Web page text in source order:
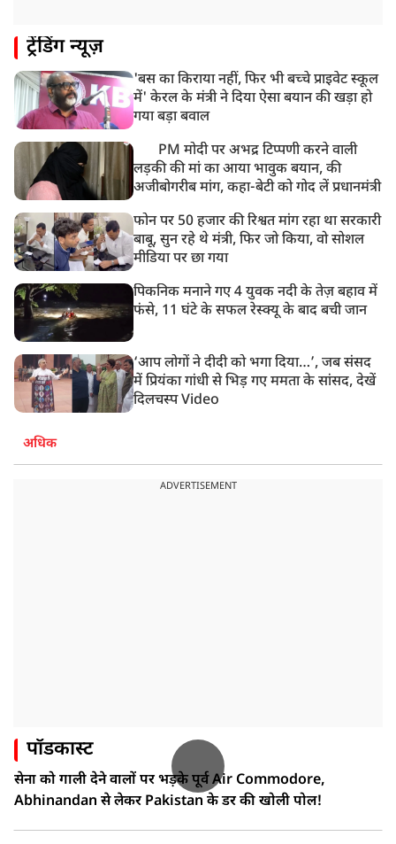
ट्रेंडिंग न्यूज़
'बस का किराया नहीं, फिर भी बच्चे प्राइवेट स्कूल
में' केरल के मंत्री ने दिया ऐसा बयान की खड़ा हो
गया बड़ा बवाल
PM मोदी पर अभद्र टिप्पणी करने वाली
लड़की की मां का आया भावुक बयान, की
अजीबोगरीब मांग, कहा-बेटी को गोद लें प्रधानमंत्री
फोन पर 50 हजार की रिश्वत मांग रहा था सरकारी
बाबू, सुन रहे थे मंत्री, फिर जो किया, वो सोशल
मीडिया पर छा गया
पिकनिक मनाने गए 4 युवक नदी के तेज़ बहाव में
फंसे, 11 घंटे के सफल रेस्क्यू के बाद बची जान
‘आप लोगों ने दीदी को भगा दिया…’, जब संसद
में प्रियंका गांधी से भिड़ गए ममता के सांसद, देखें
दिलचस्प Video
अधिक
ADVERTISEMENT
पॉडकास्ट
सेना को गाली देने वालों पर भड़के पूर्व Air Commodore,
Abhinandan से लेकर Pakistan के डर की खोली पोल!